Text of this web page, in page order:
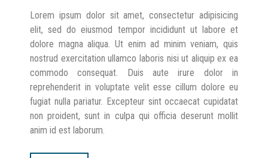
Lorem ipsum dolor sit amet, consectetur adipisicing
elit, sed do eiusmod tempor incididunt ut labore et
dolore magna aliqua. Ut enim ad minim veniam, quis
nostrud exercitation ullamco laboris nisi ut aliquip ex ea
commodo consequat. Duis aute irure dolor in
reprehenderit in voluptate velit esse cillum dolore eu
fugiat nulla pariatur. Excepteur sint occaecat cupidatat
non proident, sunt in culpa qui officia deserunt mollit
anim id est laborum.